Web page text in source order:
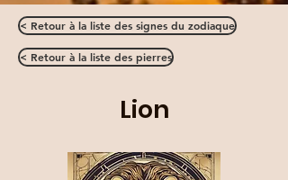
< Retour à la liste des signes du zodiaque
< Retour à la liste des pierres
Lion